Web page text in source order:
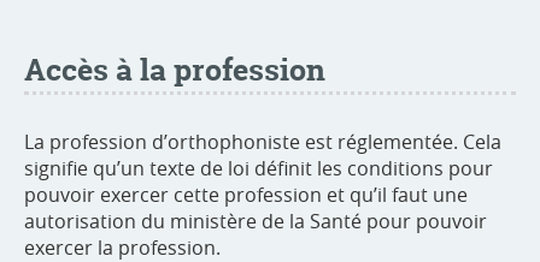
Accès à la profession
La profession d’orthophoniste est réglementée. Cela
signifie qu’un texte de loi définit les conditions pour
pouvoir exercer cette profession et qu’il faut une
autorisation du ministère de la Santé pour pouvoir
exercer la profession.